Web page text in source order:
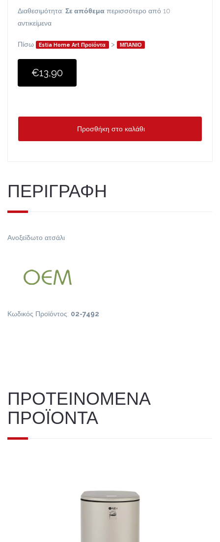
Διαθεσιμότητα: Σε απόθεμα περισσότερο από 10
αντικείμενα
Πίσω Estia Home Art Προϊόντα > ΜΠΑΝΙΟ
€13,90
Προσθήκη στο καλάθι
ΠΕΡΙΓΡΑΦΗ
Ανοξείδωτο ατσάλι
Κωδικός Προϊόντος: 02-7492
ΠΡΟΤΕΙΝΟΜΕΝΑ
ΠΡΟΪΟΝΤΑ